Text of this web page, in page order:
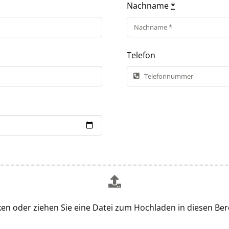
Nachname*
Telefon
oder ziehen Sie eine Datei zum Hochladen in diesen